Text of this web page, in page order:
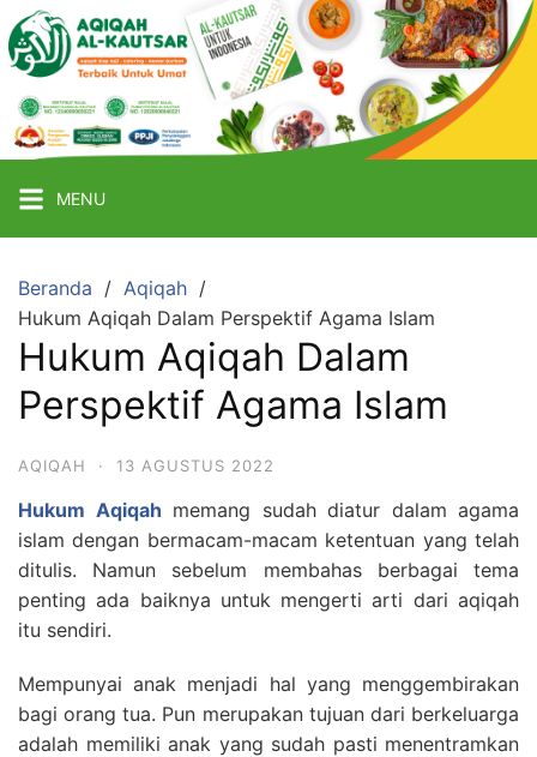
Langsung
ke
konten
Aqiqah
Al
Kautsar
Jasa
Aqiqah
Jogja
Murah
MENU
Beranda
Aqiqah
Hukum Aqiqah Dalam Perspektif Agama Islam
Hukum Aqiqah Dalam
Perspektif Agama Islam
AQIQAH · 13 AGUSTUS 2022
Hukum Aqiqah memang sudah diatur dalam agama
islam dengan bermacam-macam ketentuan yang telah
ditulis. Namun sebelum membahas berbagai tema
penting ada baiknya untuk mengerti arti dari aqiqah
itu sendiri.
Mempunyai anak menjadi hal yang menggembirakan
bagi orang tua. Pun merupakan tujuan dari berkeluarga
adalah memiliki anak yang sudah pasti menentramkan